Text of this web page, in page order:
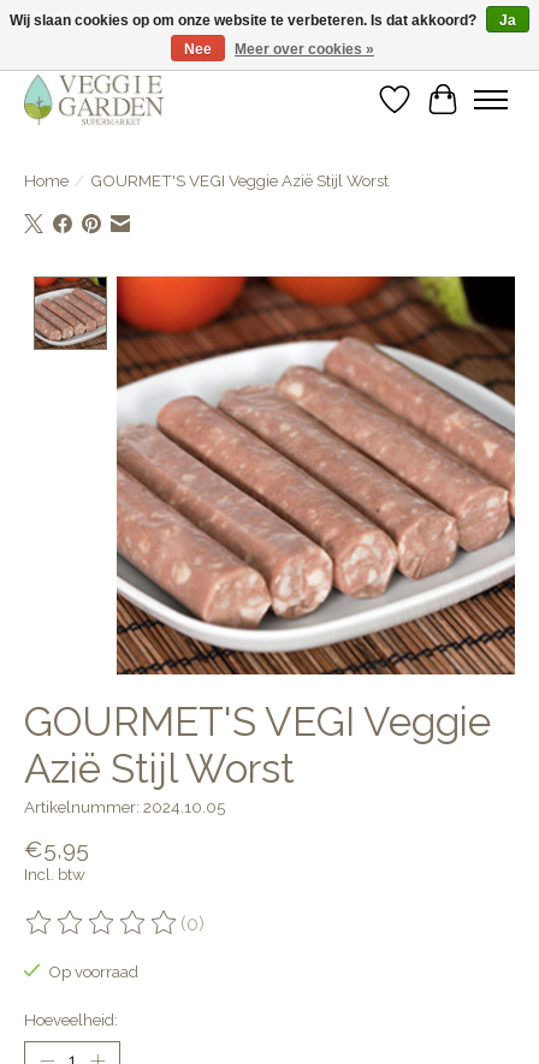
vegan & veggie products | free store pick-up
Verlanglijst
Home / GOURMET'S VEGI Veggie Azië Stijl Worst
Product image slideshow Items
GOURMET'S VEGI Veggie
Azië Stijl Worst
Artikelnummer: 2024.10.05
€5,95
Incl. btw
De beoordeling van dit product is
(0)
Op voorraad
Hoeveelheid:
Wij slaan cookies op om onze website te verbeteren. Is dat akkoord?
Ja
Nee
Meer over cookies »